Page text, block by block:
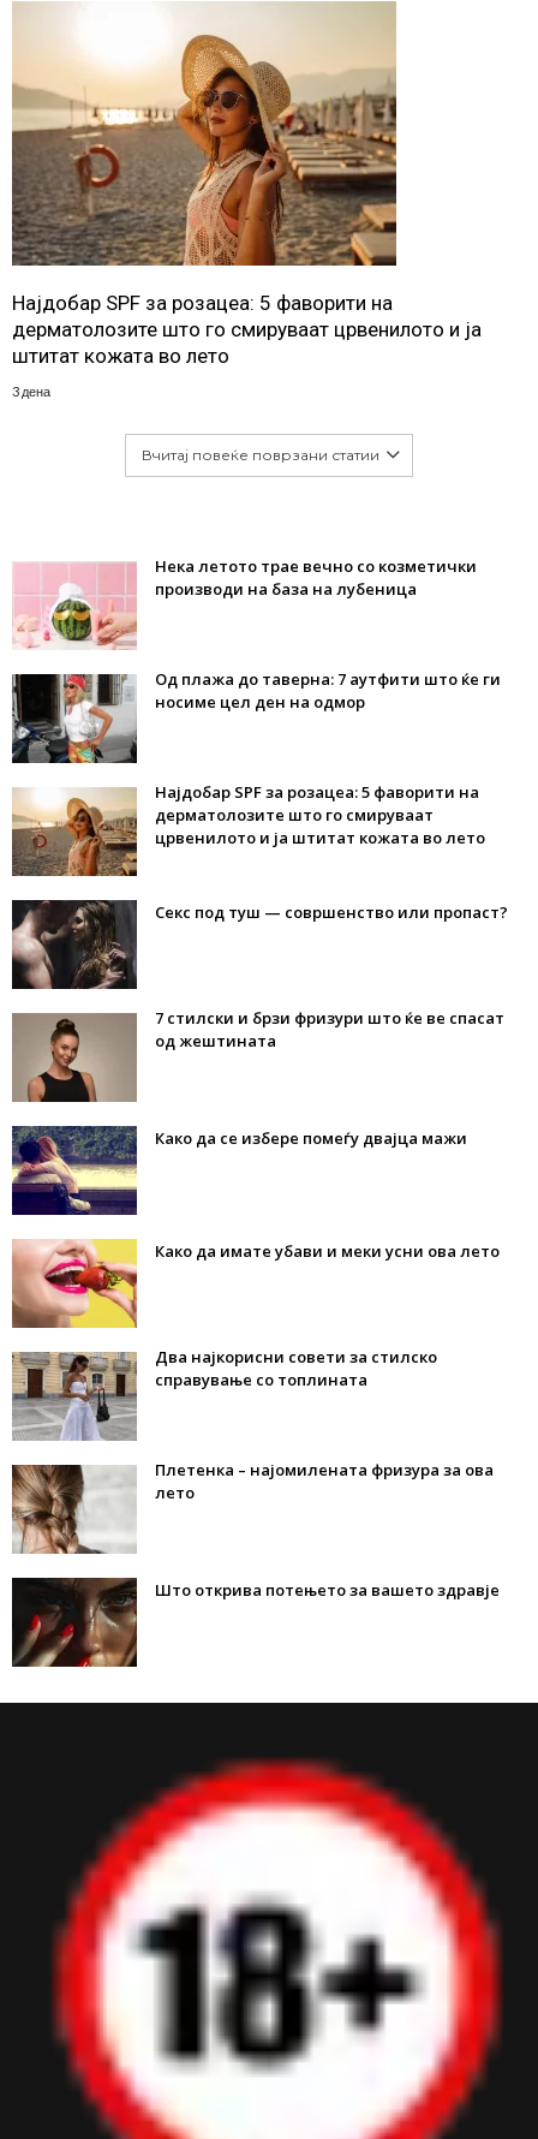
Најдобар SPF за розацеа: 5 фаворити на
дерматолозите што го смируваат црвенилото и ја
штитат кожата во лето
3 дена
Вчитај повеќе поврзани статии
Нека летото трае вечно со козметички
производи на база на лубеница
Од плажа до таверна: 7 аутфити што ќе ги
носиме цел ден на одмор
Најдобар SPF за розацеа: 5 фаворити на
дерматолозите што го смируваат
црвенилото и ја штитат кожата во лето
Секс под туш — совршенство или пропаст?
7 стилски и брзи фризури што ќе ве спасат
од жештината
Како да се избере помеѓу двајца мажи
Како да имате убави и меки усни ова лето
Два најкорисни совети за стилско
справување со топлината
Плетенка – најомилената фризура за ова
лето
Што открива потењето за вашето здравје